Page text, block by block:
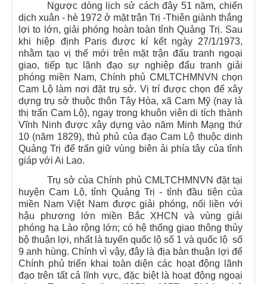
Ngược dòng lịch sử cách đây 51 năm, chiến
dịch xuân - hè 1972 ở mặt trận Trị -Thiên giành thắng
lợi to lớn, giải phóng hoàn toàn tỉnh Quảng Trị. Sau
khi hiệp định Paris được kí kết ngày 27/1/1973,
nhằm tạo vị thế mới trên mặt trận đấu tranh ngoại
giao, tiếp tục lãnh đạo sự nghiệp đấu tranh giải
phóng miền Nam, Chính phủ CMLTCHMNVN chọn
Cam Lộ làm nơi đặt trụ sở. Vị trí được chọn để xây
dựng trụ sở thuộc thôn Tây Hòa, xã Cam Mỹ (nay là
thị trấn Cam Lộ), ngay trong khuôn viên di tích thành
Vĩnh Ninh được xây dựng vào năm Minh Mạng thứ
10 (năm 1829), thủ phủ của đạo Cam Lộ thuộc dinh
Quảng Trị để trấn giữ vùng biên ải phía tây của tỉnh
giáp với Ai Lao.
Trụ sở của Chính phủ CMLTCHMNVN đặt tại
huyện Cam Lộ, tỉnh Quảng Trị - tỉnh đầu tiên của
miền Nam Việt Nam được giải phóng, nối liền với
hậu phương lớn miền Bắc XHCN và vùng giải
phóng hạ Lào rộng lớn; có hệ thống giao thông thủy
bộ thuận lợi, nhất là tuyến quốc lộ số 1 và quốc lộ số
9 anh hùng. Chính vì vậy, đây là địa bàn thuận lợi để
Chính phủ triển khai toàn diện các hoạt động lãnh
đạo trên tất cả lĩnh vực, đặc biệt là hoạt động ngoại